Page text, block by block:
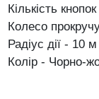
Кількість
Колесо
Радіус дії - 10 м
Колір - Чорно-